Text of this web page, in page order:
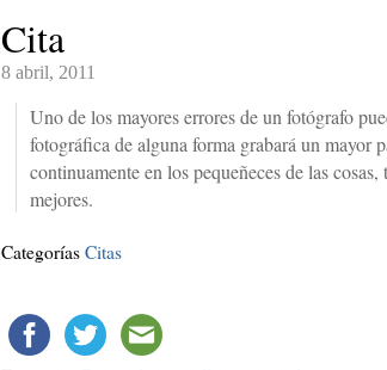
Cita
8 abril, 2011
Uno de los mayores errores de un fotógrafo
fotográfica de alguna forma grabará un
continuamente en los pequeñeces de las
mejores.
Categorías Citas